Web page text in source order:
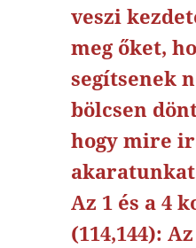
veszi
meg őket,
segítsenek
bölcsen
hogy mire
Az 1 és a 4
(114,144):